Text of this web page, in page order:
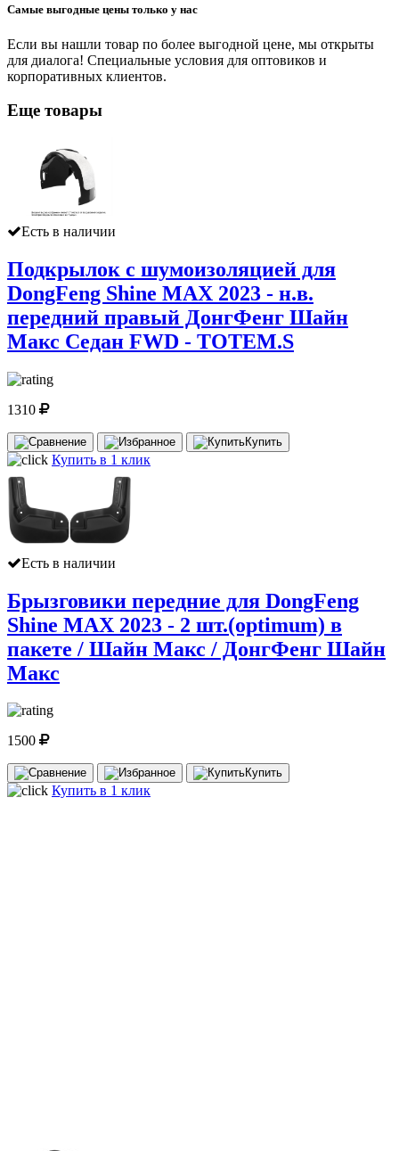
Самые выгодные цены только у нас
Если вы нашли товар по более выгодной цене, мы открыты
для диалога! Специальные условия для оптовиков и
корпоративных клиентов.
Еще товары
Есть в наличии
Подкрылок с шумоизоляцией для
DongFeng Shine MAX 2023 - н.в.
передний правый ДонгФенг Шайн
Макс Седан FWD - TOTEM.S
1310
Купить
Купить в 1 клик
Есть в наличии
Брызговики передние для DongFeng
Shine MAX 2023 - 2 шт.(optimum) в
пакете / Шайн Макс / ДонгФенг Шайн
Макс
1500
Купить
Купить в 1 клик